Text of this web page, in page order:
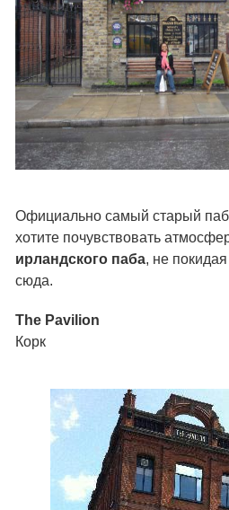
Официально самый старый
хотите почувствовать
ирландского паба, не
сюда.
The Pavilion
Корк